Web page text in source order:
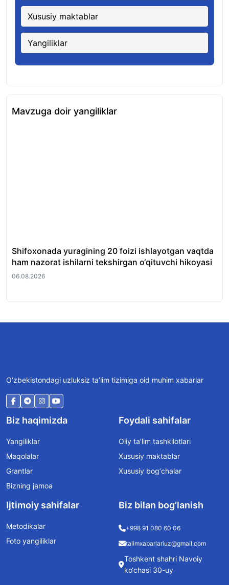
Xususiy maktablar
Yangiliklar
Mavzuga doir yangiliklar
Shifoxonada yuragining 20 foizi ishlayotgan vaqtda
ham nazorat ishilarni tekshirgan o‘qituvchi hikoyasi
06.08.2026
O‘zbekistondagi uzluksiz ta’lim tizimiga oid muhim xabarlar
Biz haqimizda
Yangiliklar
Maqolalar
Grantlar
Bizning jamoa
Foydali sahifalar
Oliy ta’lim tashkilotlari
Xususiy maktablar
Xususiy bog‘chalar
Ijtimoiy sahifalar
Metodikalar
Foto yangiliklar
Biz bilan bog’lanish
+998 91 080 60 06
talimxabarlariuz@gmail.com
Toshkent shahri Navoiy
ko‘chasi 30-uy